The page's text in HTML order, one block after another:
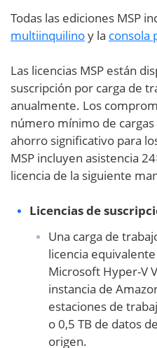
Todas las ediciones MSP
multiinquilinoy la consola
Las licencias MSP están
suscripción por carga de
anualmente. Los
número mínimo de
ahorro significativo para
MSP incluyen asistencia
licencia de la siguiente
Licencias de
Una carga de
licencia
Microsoft Hyper-V
instancia de
estaciones de
o 0,5 TB de datos
origen.